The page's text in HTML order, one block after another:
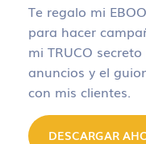
Te regalo mi
para hacer
mi TRUCO
anuncios y el
con mis clientes.
DESCARGAR